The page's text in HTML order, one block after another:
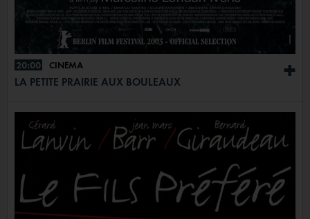
+
20:00 CINÉMA
LA PETITE PRAIRIE AUX BOULEAUX